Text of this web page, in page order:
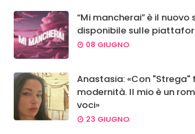
“Mi mancherai” è il nuovo
disponibile sulle
08 GIUGNO
Anastasia: «Con
modernità. Il mio è un
voci»
23 GIUGNO